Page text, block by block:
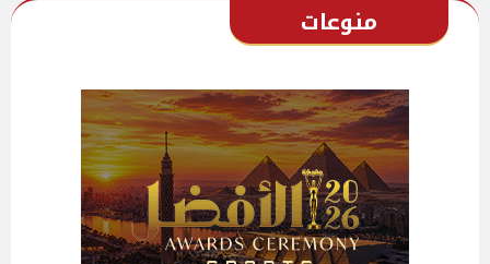
منوعات